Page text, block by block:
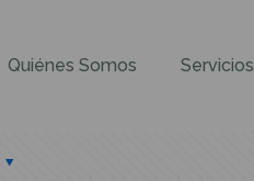
Quiénes Somos Servicios